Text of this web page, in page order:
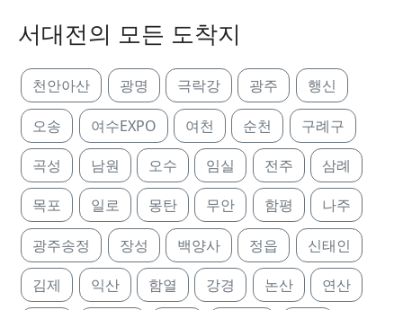
서대전의 모든 도착지
천안아산 광명 극락강 광주 행신
오송 여수EXPO 여천 순천 구례구
곡성 남원 오수 임실 전주 삼례
목포 일로 몽탄 무안 함평 나주
광주송정 장성 백양사 정읍 신태인
김제 익산 함열 강경 논산 연산